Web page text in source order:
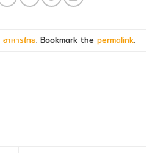
อาหารไทย. Bookmark the permalink.